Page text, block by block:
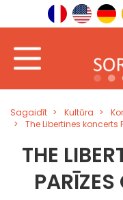
Sagaidīt Kultūra
The Libertines
THE